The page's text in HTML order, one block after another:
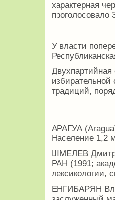
характерная
проголосовало
У власти
Двухпартийная
избирательной
традиций,
АРАГУА
Население 1,2
ШМЕЛЕВ
РАН (1991;
лексикологии,
ЕНГИБАРЯН